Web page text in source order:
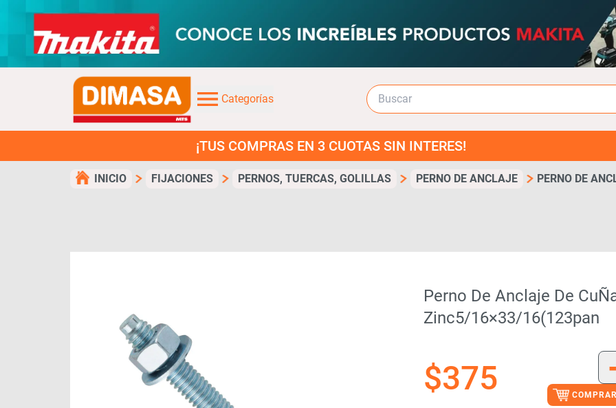
Categorías
¡TUS COMPRAS EN 3 CUOTAS SIN INTERES!
INICIO FIJACIONES PERNOS, TUERCAS, GOLILLAS PERNO DE ANCLAJE PERNO DE
Perno De Anclaje De
Zinc5/16×33/16(123pan
$375